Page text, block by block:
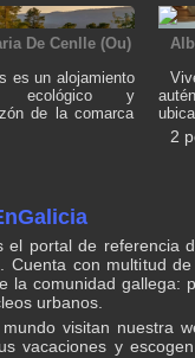
muy grande es
todo los necesario
salón con un
paea poder ver
en una gran
y Amazom
una terracita con
al aire libre o
dos
De Cenlle (Ou)
es un alojamiento
ecológico y
de la comarca
cielos
una
consumiendo
0 y convivir por
sostenibles
en el
de Cenlle,
el
2
el portal de referencia
Cuenta con multitud
la comunidad gallega:
urbanos.
visitan nuestra
vacaciones y